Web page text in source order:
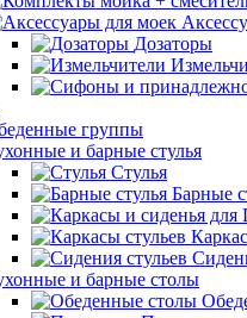
Дозаторы
группы
и барные стулья
Стулья
Барные
и барные столы